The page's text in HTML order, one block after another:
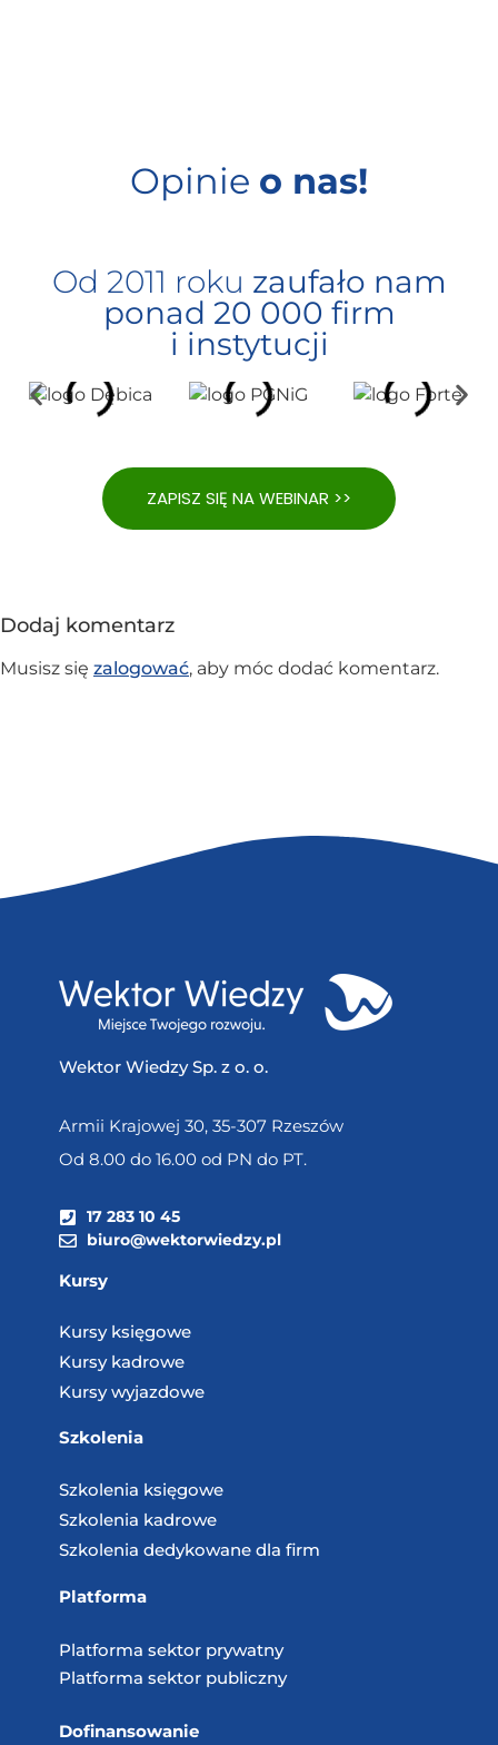
Opinie o nas!
Od 2011 roku zaufało nam
ponad 20 000 firm
i instytucji
ZAPISZ SIĘ NA WEBINAR >>
Dodaj komentarz
Musisz się zalogować, aby móc dodać komentarz.
Wektor Wiedzy Sp. z o. o.
Armii Krajowej 30, 35-307 Rzeszów
Od 8.00 do 16.00 od PN do PT.
17 283 10 45
biuro@wektorwiedzy.pl
Kursy
Kursy księgowe
Kursy kadrowe
Kursy wyjazdowe
Szkolenia
Szkolenia księgowe
Szkolenia kadrowe
Szkolenia dedykowane dla firm
Platforma
Platforma sektor prywatny
Platforma sektor publiczny
Dofinansowanie